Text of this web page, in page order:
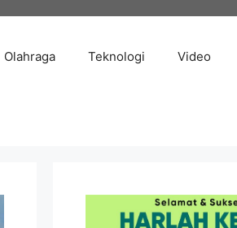
Olahraga Teknologi Video